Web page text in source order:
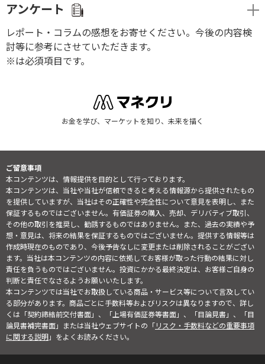
アンケート
レポート・コラムの感想をお寄せください。今後の内容検
討等に参考にさせていただきます。
※は必須項目です。
お金を学び、マーケットを知り、未来を描く
ご留意事項
本コンテンツは、情報提供を目的として行っております。
本コンテンツは、当社や当社が信頼できると考える情報源から提供されたもの
を提供していますが、当社はその正確性や完全性について意見を表明し、また
保証するものではございません。有価証券の購入、売却、デリバティブ取引、
その他の取引を推奨し、勧誘するものではありません。また、過去の実績や予
想・意見は、将来の結果を保証するものではございません。提供する情報等は
作成時現在のものであり、今後予告なしに変更または削除されることがござい
ます。当社は本コンテンツの内容に依拠してお客様が取った行動の結果に対し
責任を負うものではございません。投資にかかる最終決定は、お客様ご自身の
判断と責任でなさるようお願いいたします。
本コンテンツでは当社でお取扱している商品・サービス等について言及してい
る部分があります。商品ごとに手数料等およびリスクは異なりますので、詳し
くは「契約締結前交付書面」、「上場有価証券等書面」、「目論見書」、「目
論見書補完書面」または当社ウェブサイトの「リスク・手数料などの重要事項
に関する説明」をよくお読みください。